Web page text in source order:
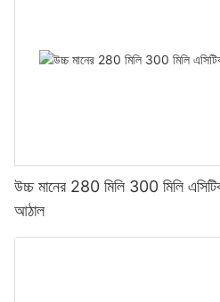
উচ্চ মানের 280 মিলি 300 মিলি
আঠাল